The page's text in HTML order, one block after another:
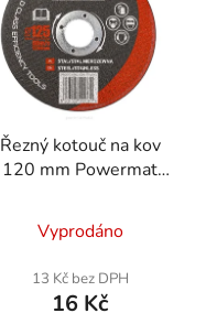
Řezný kotouč na kov
120 mm Powermat
Vyprodáno
13 Kč bez DPH
16 Kč